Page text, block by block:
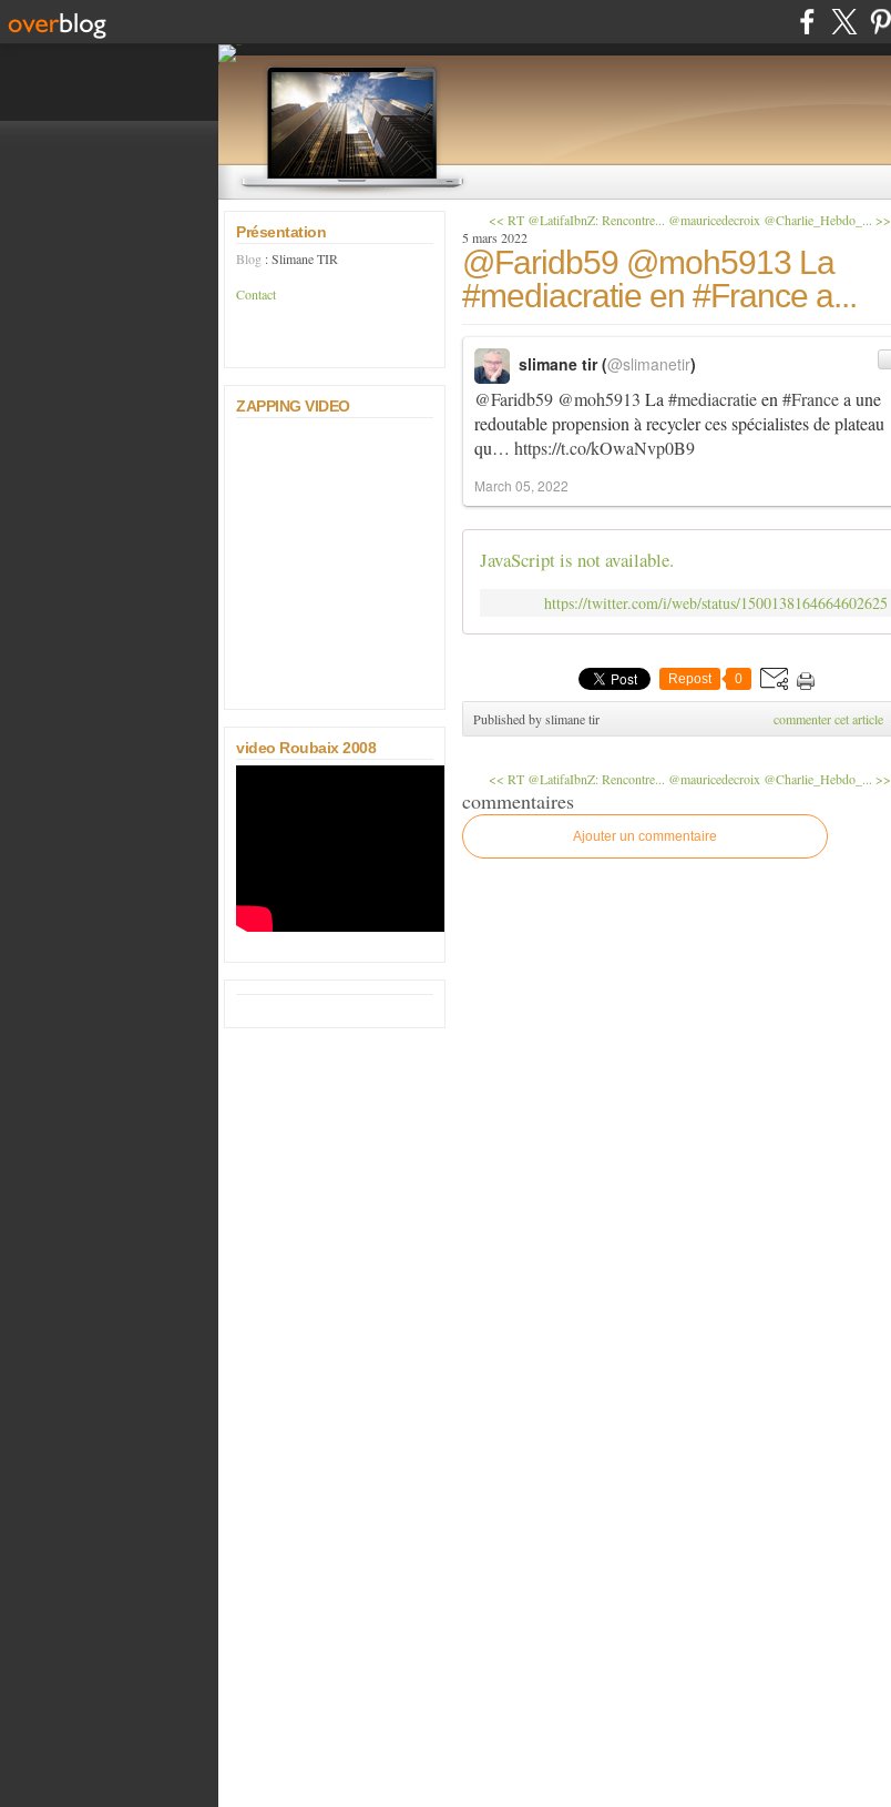
Présentation
Blog : Slimane TIR
Contact
ZAPPING VIDEO
video Roubaix 2008
<< RT @LatifaIbnZ: Rencontre... @mauricedecroix @Charlie_Hebdo_... >>
5 mars 2022
@Faridb59 @moh5913 La
#mediacratie en #France a...
@Faridb59 @moh5913 La #mediacratieen #Francea une
redoutable propension à recycler ces spécialistes de plateau
qu… https://t.co/kOwaNvp0B9
slimane tir (@slimanetir)
March 05, 2022
JavaScript is not available.
https://twitter.com/i/web/status/1500138164664602625
Repost 0
Published by slimane tir commenter cet article
<< RT @LatifaIbnZ: Rencontre... @mauricedecroix @Charlie_Hebdo_... >>
commentaires
Ajouter un commentaire